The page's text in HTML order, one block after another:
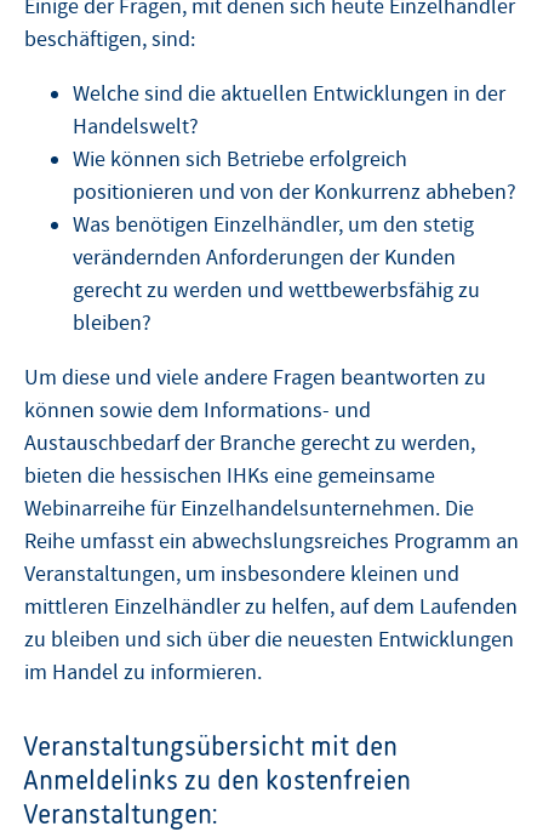
Einige der Fragen, mit denen sich heute Einzelhändler
beschäftigen, sind:
Welche sind die aktuellen Entwicklungen in der
Handelswelt?
Wie können sich Betriebe erfolgreich
positionieren und von der Konkurrenz abheben?
Was benötigen Einzelhändler, um den stetig
verändernden Anforderungen der Kunden
gerecht zu werden und wettbewerbsfähig zu
bleiben?
Um diese und viele andere Fragen beantworten zu
können sowie dem Informations- und
Austauschbedarf der Branche gerecht zu werden,
bieten die hessischen IHKs eine gemeinsame
Webinarreihe für Einzelhandelsunternehmen. Die
Reihe umfasst ein abwechslungsreiches Programm an
Veranstaltungen, um insbesondere kleinen und
mittleren Einzelhändler zu helfen, auf dem Laufenden
zu bleiben und sich über die neuesten Entwicklungen
im Handel zu informieren.
Veranstaltungsübersicht mit den
Anmeldelinks zu den kostenfreien
Veranstaltungen: